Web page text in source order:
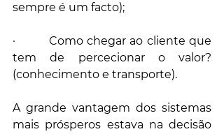
sempre é um facto);
·         Como chegar ao cliente que
tem de percecionar o valor?
(conhecimento e transporte).
A grande vantagem dos sistemas
mais prósperos estava na decisão